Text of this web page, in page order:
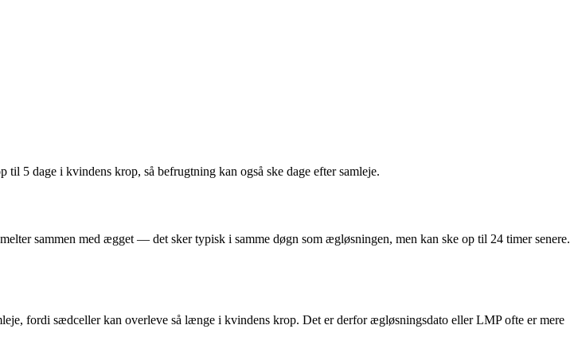
5 dage i kvindens krop, så befrugtning kan også ske dage efter samleje.
sammen med ægget — det sker typisk i samme døgn som ægløsningen, men kan ske op til 24 timer senere.
fordi sædceller kan overleve så længe i kvindens krop. Det er derfor ægløsningsdato eller LMP ofte er mere